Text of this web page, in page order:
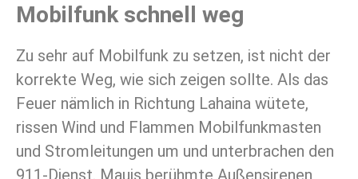
Mobilfunk schnell weg
Zu sehr auf Mobilfunk zu setzen, ist nicht der
korrekte Weg, wie sich zeigen sollte. Als das
Feuer nämlich in Richtung Lahaina wütete,
rissen Wind und Flammen Mobilfunkmasten
und Stromleitungen um und unterbrachen den
911-Dienst. Mauis berühmte Außensirenen